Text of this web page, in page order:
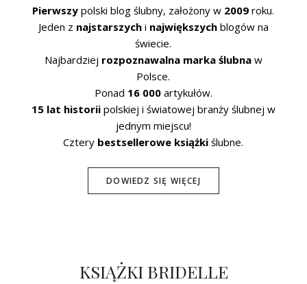
Pierwszy polski blog ślubny, założony w 2009 roku.
Jeden z najstarszychi największychblogów na
świecie.
Najbardziej rozpoznawalna marka ślubnaw
Polsce.
Ponad 16 000artykułów.
15 lat historiipolskiej i światowej branży ślubnej w
jednym miejscu!
Cztery bestsellerowe książki ślubne.
DOWIEDZ SIĘ WIĘCEJ
KSIĄŻKI BRIDELLE